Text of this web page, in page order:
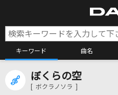
キーワード 曲名
ぼくらの空
[ ボクラノソラ ]